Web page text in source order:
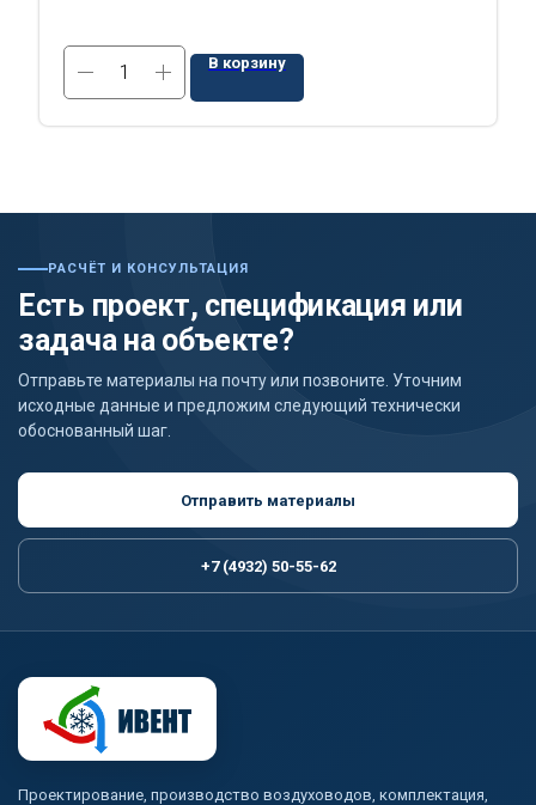
В корзину
РАСЧЁТ И КОНСУЛЬТАЦИЯ
Есть проект, спецификация или
задача на объекте?
Отправьте материалы на почту или позвоните. Уточним
исходные данные и предложим следующий технически
обоснованный шаг.
Отправить материалы
+7 (4932) 50-55-62
Проектирование, производство воздуховодов, комплектация,